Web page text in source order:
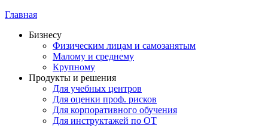
Главная
Бизнесу
Физическим лицам и самозанятым
Малому и среднему
Крупному
Продукты и решения
Для учебных центров
Для оценки проф. рисков
Для корпоративного обучения
Для инструктажей по ОТ